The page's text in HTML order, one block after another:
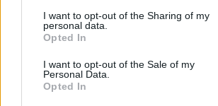
I want to opt-out of the Sharing of my
personal data.
Opted In
I want to opt-out of the Sale of my
Personal Data.
Opted In
Médiaajánlat
Sütibeállítások